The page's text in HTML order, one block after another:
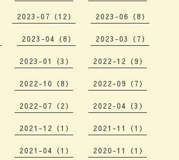
2023-07（12） 2023-06（8）
2023-04（8） 2023-03（7）
2023-01（3） 2022-12（9）
2022-10（8） 2022-09（7）
2022-07（2） 2022-04（3）
2021-12（1） 2021-11（1）
2021-04（1） 2020-11（1）